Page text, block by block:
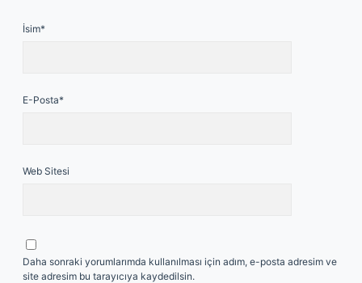
İsim*
E-Posta*
Web Sitesi
Daha sonraki yorumlarımda kullanılması için adım, e-posta adresim ve
site adresim bu tarayıcıya kaydedilsin.